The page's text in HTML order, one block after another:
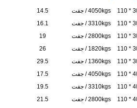
4050kgs / جفت
14.5
3310kgs / جفت
16.1
2800kgs / جفت
19
1820kgs / جفت
26
1360kgs / جفت
29.5
4050kgs / جفت
17.5
3310kgs / جفت
19.5
2800kgs / جفت
21.5